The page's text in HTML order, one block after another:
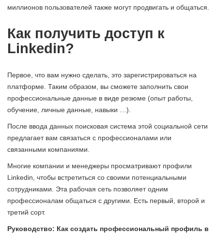
миллионов пользователей также могут продвигать и общаться.
Как получить доступ к
Linkedin?
Первое, что вам нужно сделать, это зарегистрироваться на
платформе. Таким образом, вы сможете заполнить свои
профессиональные данные в виде резюме (опыт работы,
обучение, личные данные, навыки …).
После ввода данных поисковая система этой социальной сети
предлагает вам связаться с профессионалами или
связанными компаниями.
Многие компании и менеджеры просматривают профили
Linkedin, чтобы встретиться со своими потенциальными
сотрудниками. Эта рабочая сеть позволяет одним
профессионалам общаться с другими. Есть первый, второй и
третий сорт.
Руководство: Как создать профессиональный профиль в